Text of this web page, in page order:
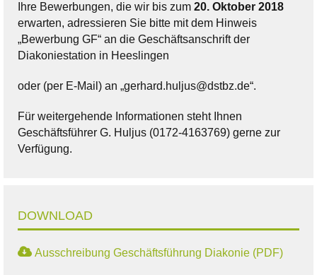
Ihre Bewerbungen, die wir bis zum 20. Oktober 2018
erwarten, adressieren Sie bitte mit dem Hinweis
„Bewerbung GF“ an die Geschäftsanschrift der
Diakoniestation in Heeslingen
oder (per E-Mail) an „gerhard.huljus@dstbz.de“.
Für weitergehende Informationen steht Ihnen
Geschäftsführer G. Huljus (0172-4163769) gerne zur
Verfügung.
DOWNLOAD
Ausschreibung Geschäftsführung Diakonie (PDF)